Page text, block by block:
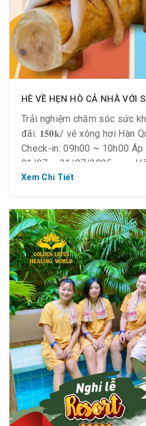
HÈ VỀ HẸN HÒ CẢ NHÀ VỚI
Trải nghiệm chăm sóc sức
đãi: 𝟏𝟓𝟎𝐤/ vé xông hơi Hàn
Check-in: 09h00 ~ 10h00
01/07 ~ 31/07/2025 ——-
khoảnh khắc bạn được lắng
Xem Chi Tiết